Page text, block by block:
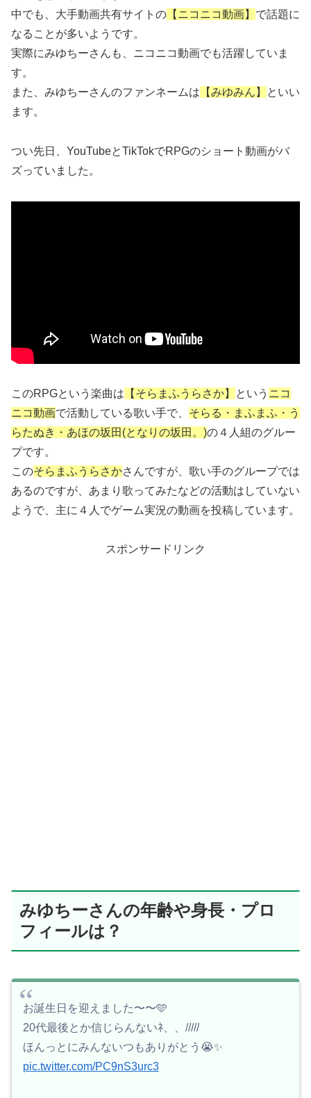
中でも、大手動画共有サイトの 【ニコニコ動画】 で話題に
なることが多いようです。
実際にみゆちーさんも、ニコニコ動画でも活躍していま
す。
また、みゆちーさんのファンネームは 【みゆみん】
といい
ます。
つい先日、YouTubeとTikTokでRPGのショート動画がバ
ズっていました。
このRPGという楽曲は 【そらまふうらさか】 という ニコ
ニコ動画で活動している歌い手で、 そらる・まふまふ・う
らたぬき・あほの坂田(となりの坂田。)の４人組のグルー
プです。
このそらまふうらさかさんですが、歌い手のグループでは
あるのですが、あまり歌ってみたなどの活動はしていない
ようで、主に４人でゲーム実況の動画を投稿しています。
スポンサードリンク
みゆちーさんの年齢や身長・プロ
フィールは？
お誕生日を迎えました〜〜🩵
20代最後とか信じらんないﾈ、、/////
ほんっとにみんないつもありがとう😭✨️
pic.twitter.com/PC9nS3urc3